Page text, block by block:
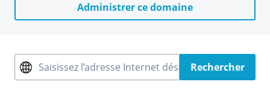
Administrer ce domaine
Saisissez l’adresse Internet désiréeRechercher